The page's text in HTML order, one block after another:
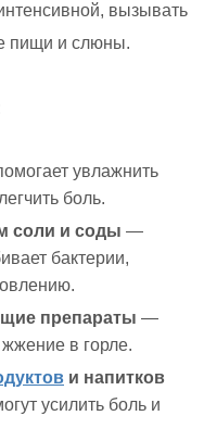
вызывать
пищи и слюны.
увлажнить
боль.
соли и соды —
бактерии,
препараты —
в горле.
и напитков
усилить боль и